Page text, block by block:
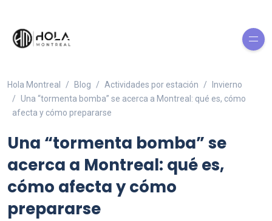
Hola Montreal Blog Actividades por estación
Invierno
Una “tormenta bomba” se acerca a Montreal: qué es, cómo
afecta y cómo prepararse
Una “tormenta bomba” se
acerca a Montreal: qué es,
cómo afecta y cómo
prepararse